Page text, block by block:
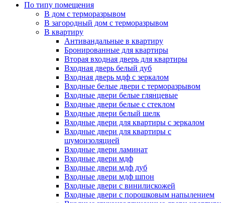
По типу помещения
В дом с терморазрывом
В загородный дом с терморазрывом
В квартиру
Антивандальные в квартиру
Бронированные для квартиры
Вторая входная дверь для квартиры
Входная дверь белый дуб
Входная дверь мдф с зеркалом
Входные белые двери с терморазрывом
Входные двери белые глянцевые
Входные двери белые с стеклом
Входные двери белый шелк
Входные двери для квартиры с зеркалом
Входные двери для квартиры с
шумоизоляцией
Входные двери ламинат
Входные двери мдф
Входные двери мдф дуб
Входные двери мдф шпон
Входные двери с винилискожей
Входные двери с порошковым напылением